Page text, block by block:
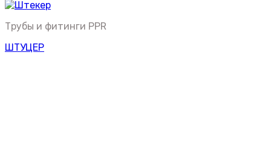
Трубы и фитинги PPR
ШТУЦЕР